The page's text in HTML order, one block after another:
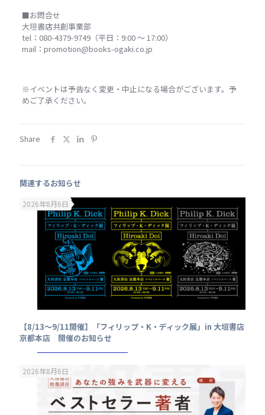
■お問合せ
大垣書店共創事業部
tel：080-4379-9749（平日：9:00 ～ 17:00）
mail：promotion@books-ogaki.co.jp
※イベントは予告なく変更・中止になる場合がございます。予
めご了承ください。
Share
関連するお知らせ
2026年8月6日
【8/13～9/11開催】「フィリップ・K・ディック展」in 大垣書店
京都本店 開催のお知らせ
2026年8月6日